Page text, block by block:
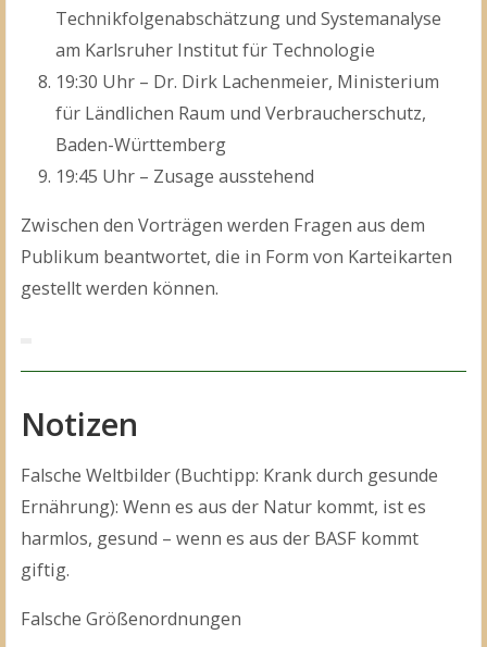
Technikfolgenabschätzung und Systemanalyse
am Karlsruher Institut für Technologie
19:30 Uhr – Dr. Dirk Lachenmeier, Ministerium
für Ländlichen Raum und Verbraucherschutz,
Baden-Württemberg
19:45 Uhr – Zusage ausstehend
Zwischen den Vorträgen werden Fragen aus dem
Publikum beantwortet, die in Form von Karteikarten
gestellt werden können.
Notizen
Falsche Weltbilder (Buchtipp: Krank durch gesunde
Ernährung): Wenn es aus der Natur kommt, ist es
harmlos, gesund – wenn es aus der BASF kommt
giftig.
Falsche Größenordnungen